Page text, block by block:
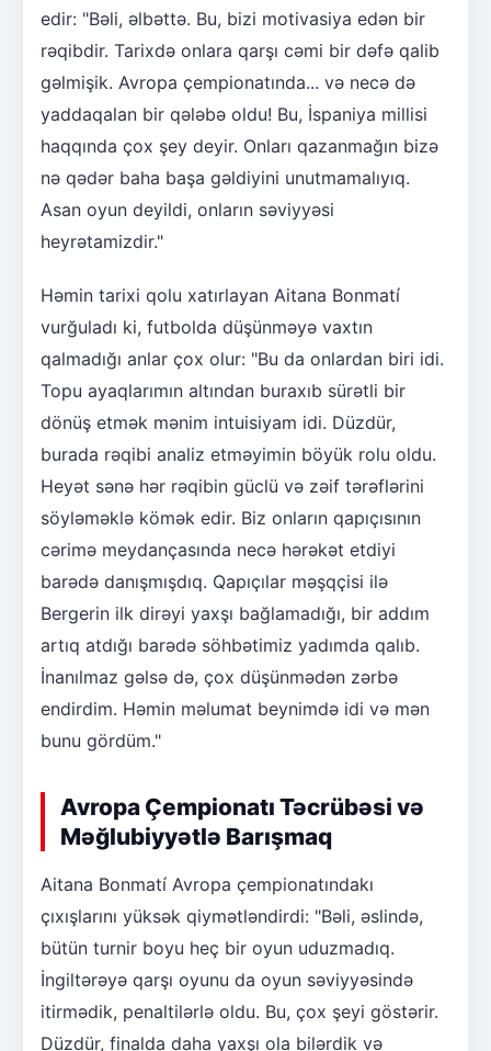
edir: "Bəli, əlbəttə. Bu, bizi motivasiya edən bir
rəqibdir. Tarixdə onlara qarşı cəmi bir dəfə qalib
gəlmişik. Avropa çempionatında... və necə də
yaddaqalan bir qələbə oldu! Bu, İspaniya millisi
haqqında çox şey deyir. Onları qazanmağın bizə
nə qədər baha başa gəldiyini unutmamalıyıq.
Asan oyun deyildi, onların səviyyəsi
heyrətamizdir."
Həmin tarixi qolu xatırlayan Aitana Bonmatí
vurğuladı ki, futbolda düşünməyə vaxtın
qalmadığı anlar çox olur: "Bu da onlardan biri idi.
Topu ayaqlarımın altından buraxıb sürətli bir
dönüş etmək mənim intuisiyam idi. Düzdür,
burada rəqibi analiz etməyimin böyük rolu oldu.
Heyət sənə hər rəqibin güclü və zəif tərəflərini
söyləməklə kömək edir. Biz onların qapıçısının
cərimə meydançasında necə hərəkət etdiyi
barədə danışmışdıq. Qapıçılar məşqçisi ilə
Bergerin ilk dirəyi yaxşı bağlamadığı, bir addım
artıq atdığı barədə söhbətimiz yadımda qalıb.
İnanılmaz gəlsə də, çox düşünmədən zərbə
endirdim. Həmin məlumat beynimdə idi və mən
bunu gördüm."
Avropa Çempionatı Təcrübəsi və
Məğlubiyyətlə Barışmaq
Aitana Bonmatí Avropa çempionatındakı
çıxışlarını yüksək qiymətləndirdi: "Bəli, əslində,
bütün turnir boyu heç bir oyun uduzmadıq.
İngiltərəyə qarşı oyunu da oyun səviyyəsində
itirmədik, penaltilərlə oldu. Bu, çox şeyi göstərir.
Düzdür, finalda daha yaxşı ola bilərdik və